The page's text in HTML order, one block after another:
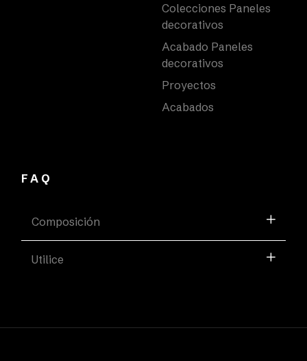
Colecciones Paneles
decorativos
Acabado Paneles
decorativos
Proyectos
Acabados
FAQ
Composición
Utilice